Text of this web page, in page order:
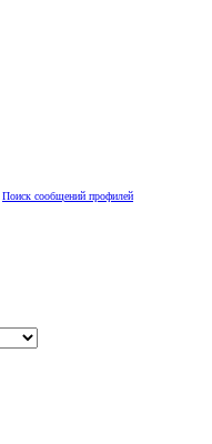
Поиск сообщений профилей